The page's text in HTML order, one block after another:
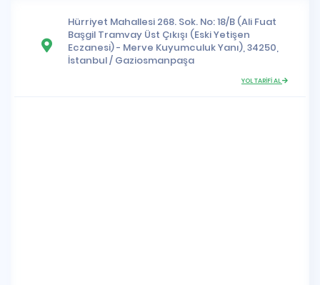
Hürriyet Mahallesi 268. Sok. No: 18/B (Ali Fuat
Başgil Tramvay Üst Çıkışı (Eski Yetişen
Eczanesi) - Merve Kuyumculuk Yanı), 34250,
İstanbul/ Gaziosmanpaşa
YOL TARİFİ AL